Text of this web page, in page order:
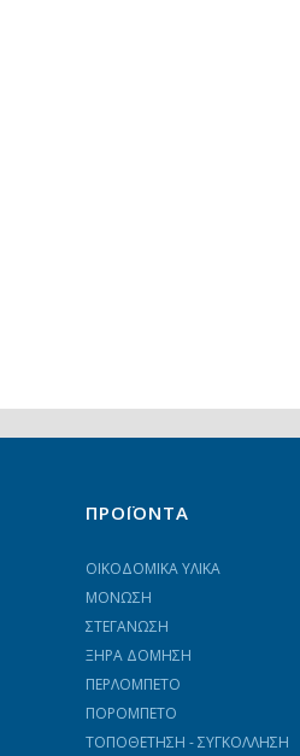
ΠΡΟΪΟΝΤΑ
ΟΙΚΟΔΟΜΙΚΑ ΥΛΙΚΑ
ΜΟΝΩΣΗ
ΣΤΕΓΑΝΩΣΗ
ΞΗΡΑ ΔΟΜΗΣΗ
ΠΕΡΛΟΜΠΕΤΟ
ΠΟΡΟΜΠΕΤΟ
ΤΟΠΟΘΕΤΗΣΗ - ΣΥΓΚΟΛΛΗΣΗ